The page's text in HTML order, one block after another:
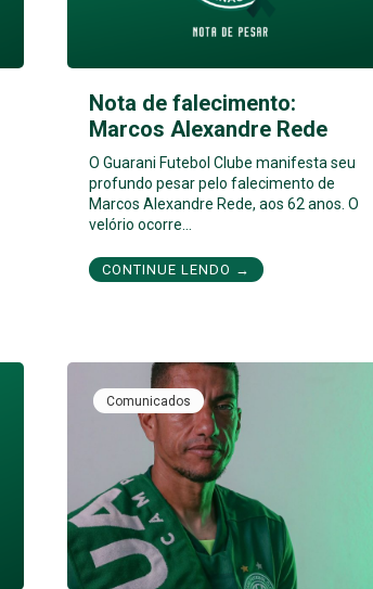
Nota de falecimento:
Marcos Alexandre Rede
O Guarani Futebol Clube manifesta seu
profundo pesar pelo falecimento de
Marcos Alexandre Rede, aos 62 anos. O
velório ocorre…
CONTINUE LENDO →
Comunicados